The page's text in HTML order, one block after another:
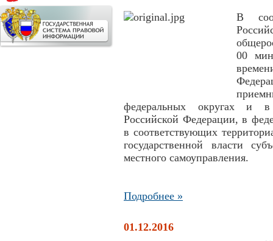
В
00
федеральных округах и в
Российской Федерации, в
в соответствующих
государственной власти
местного самоуправления.
Подробнее »
01.12.2016